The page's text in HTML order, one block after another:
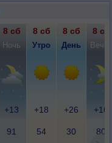
8 сб 8 сб 8 сб 8 сб
Ночь Утро День Вечер
+13 +18 +26 +16
91 54 30 80